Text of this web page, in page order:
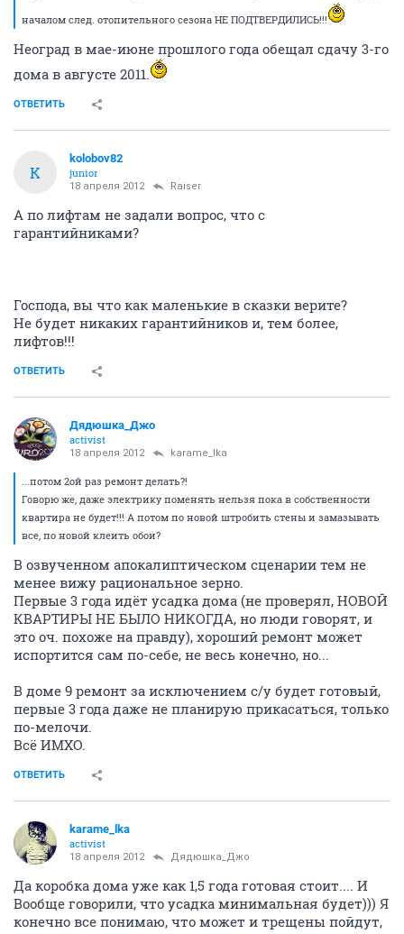
началом след. отопительного сезона НЕ ПОДТВЕРДИЛИСЬ!!!
Неоград в мае-июне прошлого года обещал сдачу 3-го
дома в августе 2011.
ОТВЕТИТЬ
K
kolobov82
junior
18 апреля 2012 Raiser
А по лифтам не задали вопрос, что с
гарантийниками?
Господа, вы что как маленькие в сказки верите?
Не будет никаких гарантийников и, тем более,
лифтов!!!
ОТВЕТИТЬ
Дядюшка_Джо
activist
18 апреля 2012 karame_lka
...потом 2ой раз ремонт делать?!
Говорю же, даже электрику поменять нельзя пока в собственности
квартира не будет!!! А потом по новой штробить стены и замазывать
все, по новой клеить обои?
В озвученном апокалиптическом сценарии тем не
менее вижу рациональное зерно.
Первые 3 года идёт усадка дома (не проверял, НОВОЙ
КВАРТИРЫ НЕ БЫЛО НИКОГДА, но люди говорят, и
это оч. похоже на правду), хороший ремонт может
испортится сам по-себе, не весь конечно, но...
В доме 9 ремонт за исключением с/у будет готовый,
первые 3 года даже не планирую прикасаться, только
по-мелочи.
Всё ИМХО.
ОТВЕТИТЬ
karame_lka
activist
18 апреля 2012 Дядюшка_Джо
Да коробка дома уже как 1,5 года готовая стоит.... И
Вообще говорили, что усадка минимальная будет))) Я
конечно все понимаю, что может и трещены пойдут,